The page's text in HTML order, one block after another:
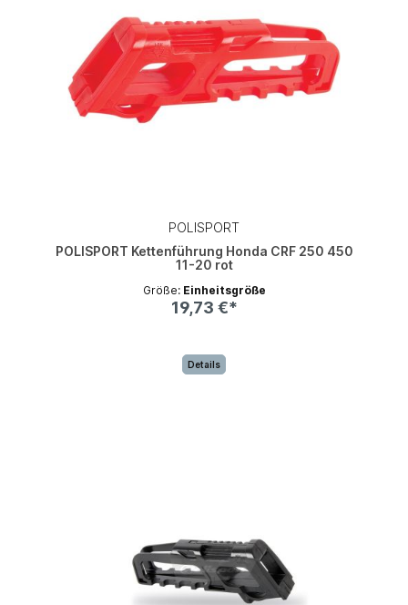
POLISPORT
POLISPORT Kettenführung Honda CRF 250 450
11-20 rot
Größe: Einheitsgröße
19,73 €*
Details